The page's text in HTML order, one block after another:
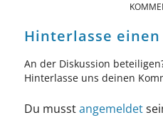
Hinterlasse
An der Diskussion
Hinterlasse uns deinen
Du musstangemeldet